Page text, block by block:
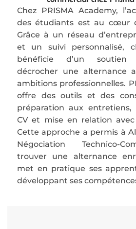
Chez PRISMA Academy,
des étudiants est au cœur
Grâce à un réseau
et un suivi personnalisé,
bénéficie d’un
décrocher une alternance
ambitions professionnelles.
offre des outils et des
préparation aux entretiens,
CV et mise en relation
Cette approche a permis à
Négociation Technico-
trouver une alternance
met en pratique ses
développant ses